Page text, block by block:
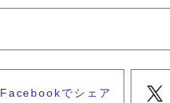
Facebookでシェア